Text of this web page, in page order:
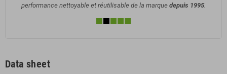
performance nettoyable et réutilisable de la marque depuis 1995.
Data sheet